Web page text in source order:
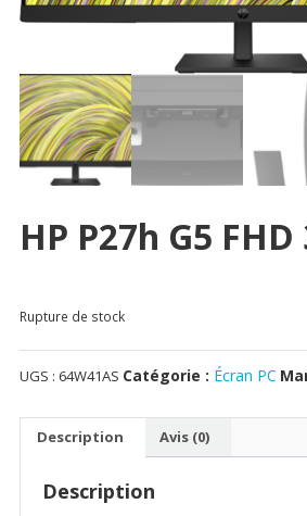
HP P27h G5 FHD
Rupture de stock
UGS : 64W41AS Catégorie : Écran PC
Description Avis (0)
Description